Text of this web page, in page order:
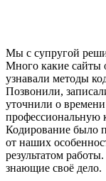
Мы с супругой
Много какие сайты
узнавали методы
Позвонили,
уточнили о
профессиональную
Кодирование было
от наших
результатом
знающие своё дело.